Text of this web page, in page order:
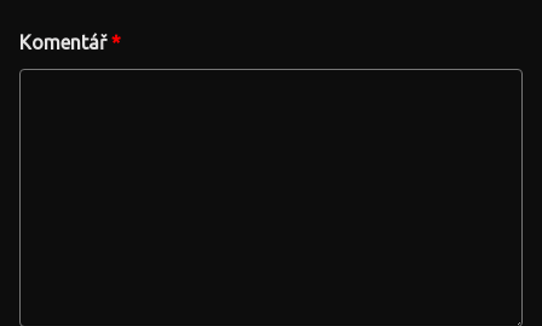
Komentář*